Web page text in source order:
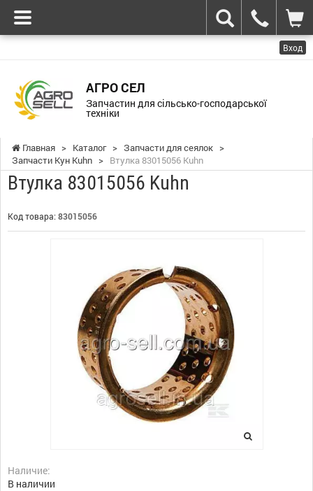
Вход
АГРО СЕЛ
Запчастин для сільсько-господарської
техніки
Главная > Каталог > Запчасти для сеялок >
Запчасти Кун Kuhn > Втулка 83015056 Kuhn
Втулка 83015056 Kuhn
Код товара: 83015056
Наличие:
В наличии